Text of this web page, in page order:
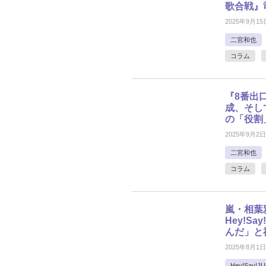
歌合戦』
2025年9月15
二宮和也
コラム
『8番出
成、そし
の「役割
2025年9月2日
二宮和也
コラム
嵐・相
んだ」
2025年8月1日